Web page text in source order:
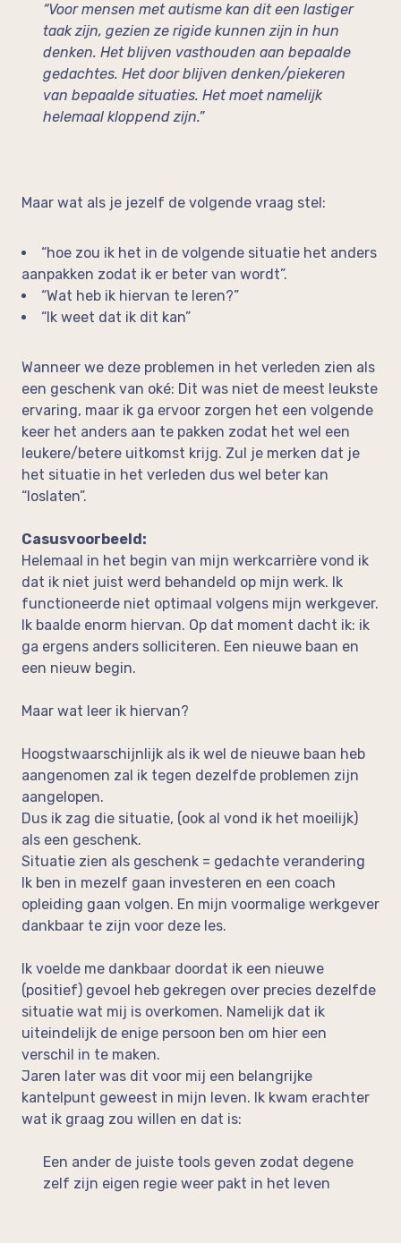
“Voor mensen met autisme kan dit een lastiger
taak zijn, gezien ze rigide kunnen zijn in hun
denken. Het blijven vasthouden aan bepaalde
gedachtes. Het door blijven denken/piekeren
van bepaalde situaties. Het moet namelijk
helemaal kloppend zijn.”
Maar wat als je jezelf de volgende vraag stel:
“hoe zou ik het in de volgende situatie het anders
aanpakken zodat ik er beter van wordt”.
“Wat heb ik hiervan te leren?”
“Ik weet dat ik dit kan”
Wanneer we deze problemen in het verleden zien als
een geschenk van oké: Dit was niet de meest leukste
ervaring, maar ik ga ervoor zorgen het een volgende
keer het anders aan te pakken zodat het wel een
leukere/betere uitkomst krijg. Zul je merken dat je
het situatie in het verleden dus wel beter kan
“loslaten”.
Casusvoorbeeld:
Helemaal in het begin van mijn werkcarrière vond ik
dat ik niet juist werd behandeld op mijn werk. Ik
functioneerde niet optimaal volgens mijn werkgever.
Ik baalde enorm hiervan. Op dat moment dacht ik: ik
ga ergens anders solliciteren. Een nieuwe baan en
een nieuw begin.
Maar wat leer ik hiervan?
Hoogstwaarschijnlijk als ik wel de nieuwe baan heb
aangenomen zal ik tegen dezelfde problemen zijn
aangelopen.
Dus ik zag die situatie, (ook al vond ik het moeilijk)
als een geschenk.
Situatie zien als geschenk = gedachte verandering
Ik ben in mezelf gaan investeren en een coach
opleiding gaan volgen. En mijn voormalige werkgever
dankbaar te zijn voor deze les.
Ik voelde me dankbaar doordat ik een nieuwe
(positief) gevoel heb gekregen over precies dezelfde
situatie wat mij is overkomen. Namelijk dat ik
uiteindelijk de enige persoon ben om hier een
verschil in te maken.
Jaren later was dit voor mij een belangrijke
kantelpunt geweest in mijn leven. Ik kwam erachter
wat ik graag zou willen en dat is:
Een ander de juiste tools geven zodat degene
zelf zijn eigen regie weer pakt in het leven